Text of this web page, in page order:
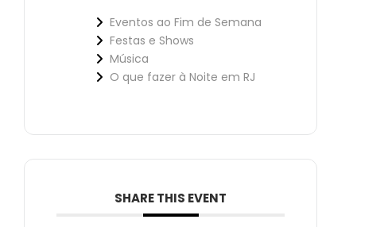
Eventos ao Fim de Semana
Festas e Shows
Música
O que fazer à Noite em RJ
SHARE THIS EVENT